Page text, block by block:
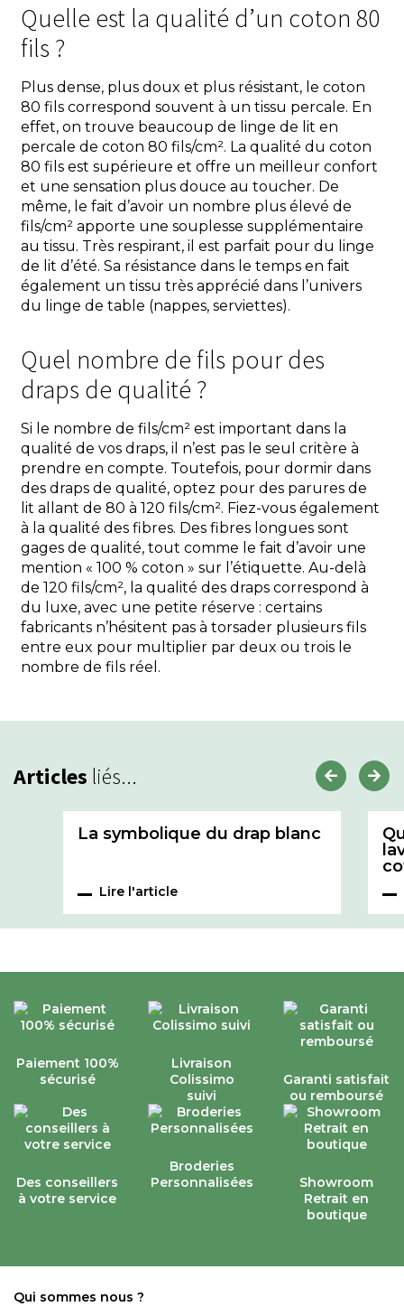
Quelle est la qualité d’un coton 80
fils ?
Plus dense, plus doux et plus résistant, le coton
80 fils correspond souvent à un tissu percale. En
effet, on trouve beaucoup de linge de lit en
percale de coton 80 fils/cm². La qualité du coton
80 fils est supérieure et offre un meilleur confort
et une sensation plus douce au toucher. De
même, le fait d’avoir un nombre plus élevé de
fils/cm² apporte une souplesse supplémentaire
au tissu. Très respirant, il est parfait pour du linge
de lit d’été. Sa résistance dans le temps en fait
également un tissu très apprécié dans l’univers
du linge de table (nappes, serviettes).
Quel nombre de fils pour des
draps de qualité ?
Si le nombre de fils/cm² est important dans la
qualité de vos draps, il n’est pas le seul critère à
prendre en compte. Toutefois, pour dormir dans
des draps de qualité, optez pour des parures de
lit allant de 80 à 120 fils/cm². Fiez-vous également
à la qualité des fibres. Des fibres longues sont
gages de qualité, tout comme le fait d’avoir une
mention « 100 % coton » sur l’étiquette. Au-delà
de 120 fils/cm², la qualité des draps correspond à
du luxe, avec une petite réserve : certains
fabricants n’hésitent pas à torsader plusieurs fils
entre eux pour multiplier par deux ou trois le
nombre de fils réel.
Articles liés...
La symbolique du drap blanc
Lire l'article
Paiement 100%
sécurisé
Livraison
Colissimo
suivi
Garanti satisfait
ou remboursé
Des conseillers
à votre service
Broderies
Personnalisées
Showroom
Retrait en
boutique
Qui sommes nous ?